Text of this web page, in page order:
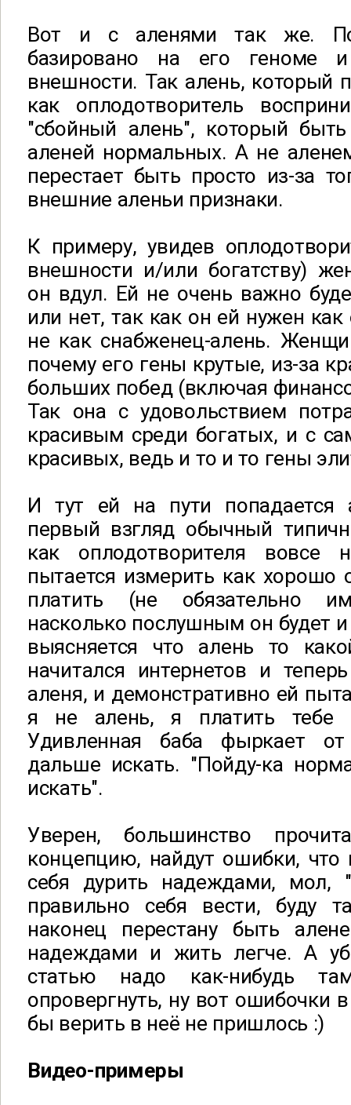
Вот и с аленями так же.
базировано на его геноме
внешности. Так алень, который
как оплодотворитель
"сбойный алень", который
аленей нормальных. А не
перестает быть просто из-за
внешние аленьи признаки.
К примеру, увидев
внешности и/или богатству)
он вдул. Ей не очень важно
или нет, так как он ей нужен
не как снабженец-алень.
почему его гены крутые, из-за
больших побед (включая
Так она с удовольствием
красивым среди богатых, и с
красивых, ведь и то и то гены
И тут ей на пути попадается
первый взгляд обычный
как оплодотворителя вовсе
пытается измерить как хорошо
платить (не обязательно
насколько послушным он будет
выясняется что алень то
начитался интернетов и
аленя, и демонстративно ей
я не алень, я платить тебе
Удивленная баба фыркает
дальше искать. "Пойду-ка
искать".
Уверен, большинство
концепцию, найдут ошибки,
себя дурить надеждами, мол,
правильно себя вести, буду
наконец перестану быть
надеждами и жить легче. А
статью надо как-нибудь
опровергнуть, ну вот ошибочки
бы верить в неё не пришлось :)
Видео-примеры